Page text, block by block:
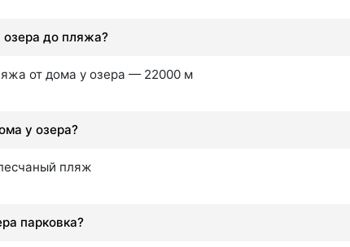
до пляжа?
от дома у озера — 22000 м
у озера?
пляж
парковка?